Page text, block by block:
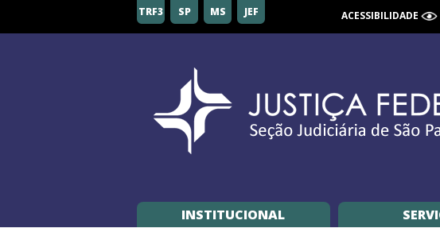
de
TRF3 SP MS JEF ACESSIBILIDADE
INSTITUCIONAL